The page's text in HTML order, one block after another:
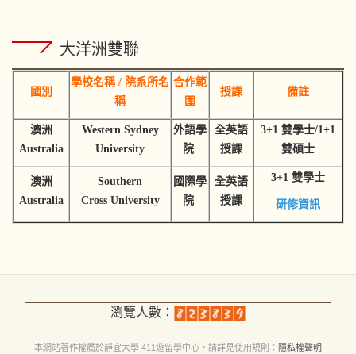
大洋洲雙聯
國別
學校名稱 / 院系所名
稱
合作範
圍
授課 備註
澳洲
Australia
Western Sydney
University
外語學
院
全英語
授課
3+1 雙學士/1+1
雙碩士
澳洲
Australia
Southern
Cross University
國際學
院
全英語
授課
3+1 雙學士
研修資訊
瀏覽人數：
本網站著作權屬於靜宜大學 411遊留學中心，請詳見使用規則 ： 隱私權聲明